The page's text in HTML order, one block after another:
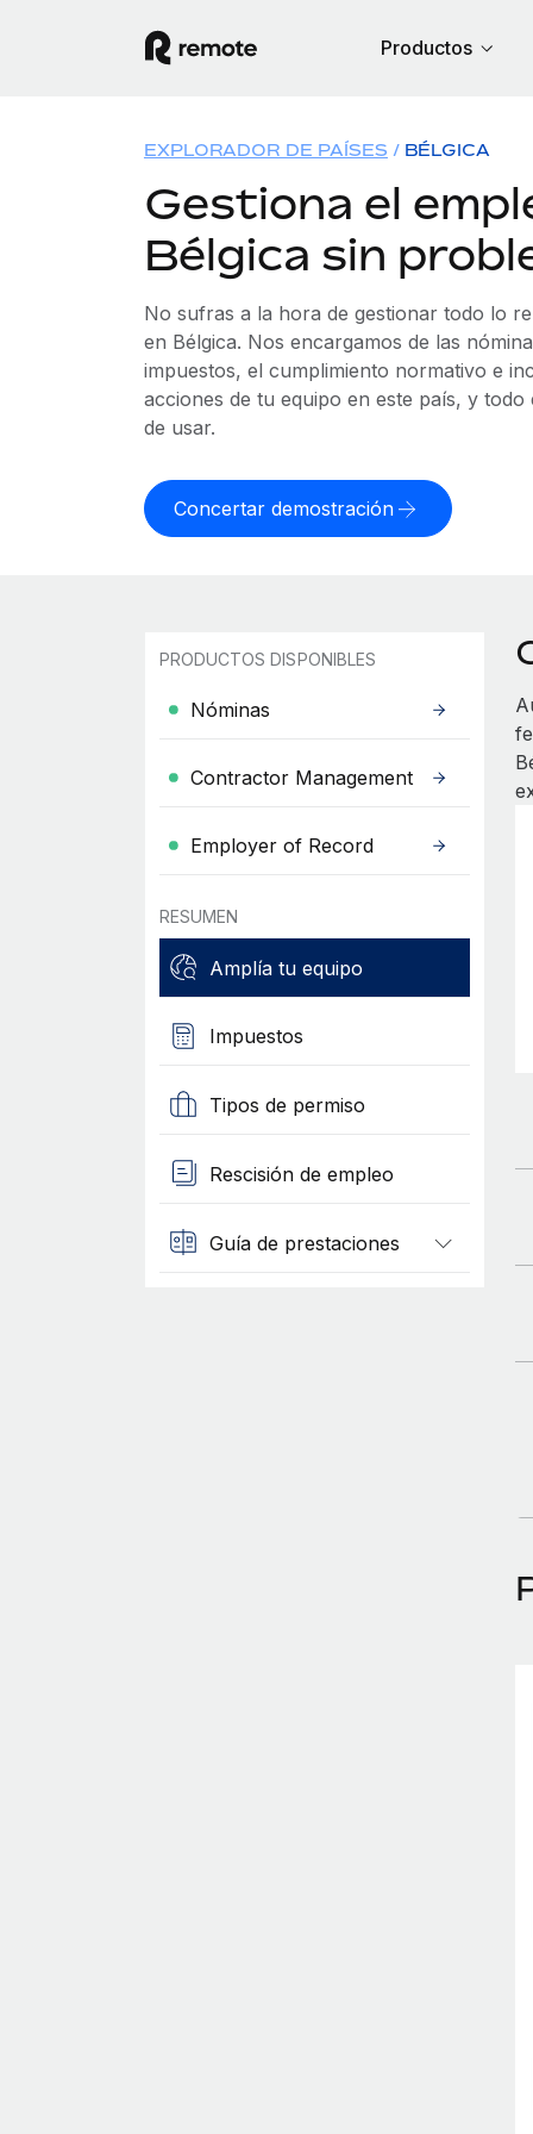
Productos
EXPLORADOR DE PAÍSES BÉLGICA
Gestiona el
Bélgica sin
No sufras a la hora de gestionar todo lo
en Bélgica. Nos encargamos de las
impuestos, el cumplimiento normativo e
acciones de tu equipo en este país, y
de usar.
Concertar demostración
PRODUCTOS DISPONIBLES
Nóminas
Contractor Management
Employer of Record
RESUMEN
Amplía tu equipo
Impuestos
Tipos de permiso
Rescisión de empleo
Guía de prestaciones